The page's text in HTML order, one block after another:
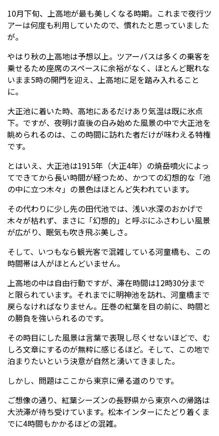
10月下旬、上高地が最も美しくなる時期。これまで夜行ツ
アーは何度も利用していたので、慣れたと思っていました
が。
やはり秋の上高地は予想以上。ツアーバスは多くの乗客を
乗せるため座席のスペースに余裕がなく、ほとんど眠れな
いまま5時の開門を迎え、上高地に足を踏み入れること
に。
大正池に着いた時、高地にあるだけあり気温は既に氷点
下。ですが、夜明け直後の白み始めた風景の中で大正池を
眺められるのは、この時間に訪れた者だけが味わえる特権
です。
とはいえ、大正池は1915年（大正4年）の焼岳噴火によっ
てできてから長い時間が経つため、かつての幻想的な「池
の中に立つ木々」の景色はほとんど失われています。
その代わりに少し先の田代池では、浅い水深のおかげで
木々が枯れず、まさに「幻想的」と呼ぶにふさわしい風景
が広がり、眠気も吹き飛ぶ美しさ。
そして、いつもなら観光客で混雑している河童橋も、この
時間帯は人がほとんどいません。
上高地の中は自由行動ですが、滞在時間は12時30分まで
と限られています。それまでに明神池を訪れ、河童橋まで
戻らなければなりません。圧巻の紅葉を目の前に、時間と
の勝負を強いられるのです。
その時目にした風景は言葉で表現し尽くせないほどで、む
しろ文章にするのが無粋に感じるほど。そして、この地で
泊まりたいという決意が自然と湧いてきました。
しかし、問題はここから東京に帰る道のりです。
ご想像の通り、紅葉シーズンの長野県から東京への帰路は
大渋滞が待ち受けています。松本インターにたどり着くま
でに4時間もかかるほどの混雑。